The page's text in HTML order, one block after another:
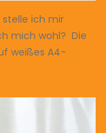
stelle ich mir
mich wohl? Die
weißes A4-